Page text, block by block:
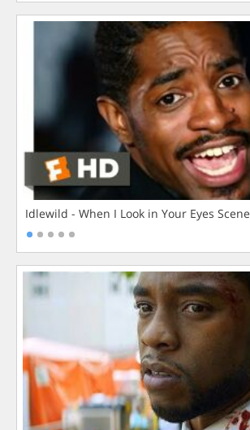
Idlewild - When I Look in Your Eyes Scene